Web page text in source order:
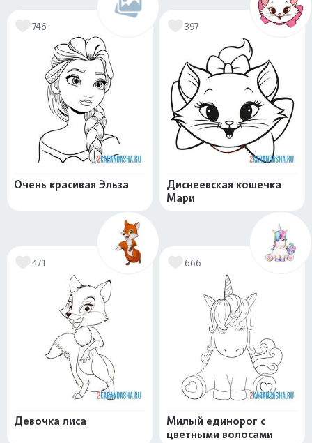
746
Очень красивая Эльза
397
Диснеевская кошечка
Мари
471
Девочка лиса
666
Милый единорог с
цветными волосами